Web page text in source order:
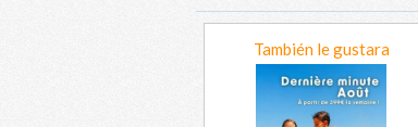
También le gustara